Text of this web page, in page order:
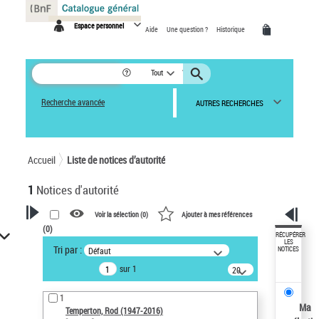
Espace personnel Aide Une question ? Historique
Tout
Recherche avancée AUTRES RECHERCHES
Accueil Liste de notices d’autorité
1 Notices d'autorité
VOTRE RECHERCHE
Recherche avancée dans les
notices d’autorité
Œuvres liées à l'auteur :
Temperton, Rod (1947-2016)
Voir la sélection (0) Ajouter à mes références
(0)
Tri par : Défaut
sur 1
20
résultats/page
1
Temperton, Rod (1947-2016)
RÉCUPÉRER
LES
NOTICES
Ma
Panneau de gestion des cookies